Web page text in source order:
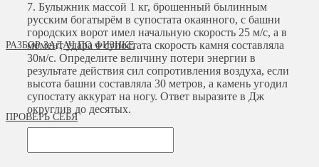
РАЗБОР ЗАДАЧ ПО ФИЗИКЕ
ПРОВЕРЬ СЕБЯ
7. Булыжник массой 1 кг, брошенный былинным
русским богатырём в супостата окаянного, с башни
городских ворот имел начальную скорость 25 м/с, а в
момент удара о супостата скорость камня составляла
30м/с. Определите величину потери энергии в
результате действия сил сопротивления воздуха, если
высота башни составляла 30 метров, а камень угодил
супостату аккурат на ногу. Ответ выразите в Дж
округлив до десятых.